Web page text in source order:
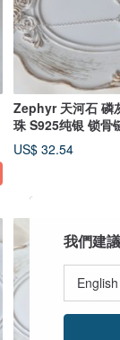
Zephyr 天河石 磷
珠 S925纯银 锁骨
宝
US$ 32.54
我們建